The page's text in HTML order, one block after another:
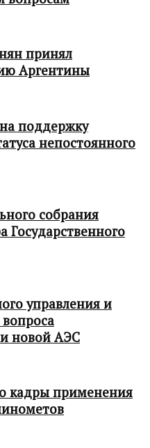
принял
Аргентины
поддержку
непостоянного
собрания
управления и
новой АЭС
кадры применения